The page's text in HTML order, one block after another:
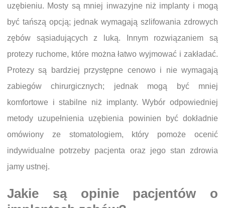
uzębieniu. Mosty są mniej inwazyjne niż implanty i mogą
być tańszą opcją; jednak wymagają szlifowania zdrowych
zębów sąsiadujących z luką. Innym rozwiązaniem są
protezy ruchome, które można łatwo wyjmować i zakładać.
Protezy są bardziej przystępne cenowo i nie wymagają
zabiegów chirurgicznych; jednak mogą być mniej
komfortowe i stabilne niż implanty. Wybór odpowiedniej
metody uzupełnienia uzębienia powinien być dokładnie
omówiony ze stomatologiem, który pomoże ocenić
indywidualne potrzeby pacjenta oraz jego stan zdrowia
jamy ustnej.
Jakie są opinie pacjentów o